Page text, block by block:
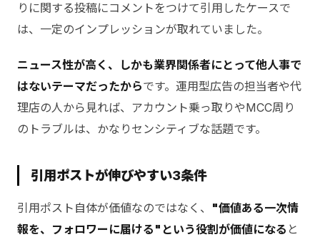
りに関する投稿にコメントをつけて引用したケースで
は、一定のインプレッションが取れていました。
ニュース性が高く、しかも業界関係者にとって他人事で
はないテーマだったからです。運用型広告の担当者や代
理店の人から見れば、アカウント乗っ取りやMCC周り
のトラブルは、かなりセンシティブな話題です。
引用ポストが伸びやすい3条件
引用ポスト自体が価値なのではなく、 "価値ある一次情
報を、フォロワーに届ける"という役割が価値になる と